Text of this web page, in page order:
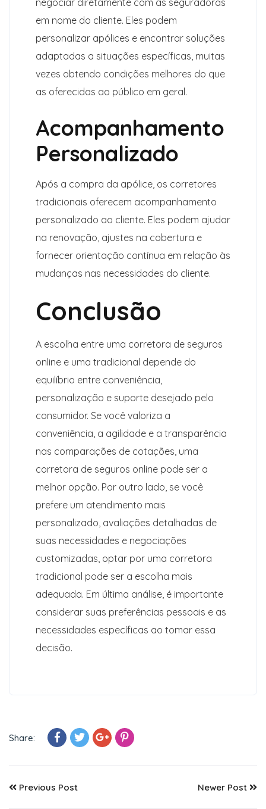
negociar diretamente com as seguradoras
em nome do cliente. Eles podem
personalizar apólices e encontrar soluções
adaptadas a situações específicas, muitas
vezes obtendo condições melhores do que
as oferecidas ao público em geral.
Acompanhamento
Personalizado
Após a compra da apólice, os corretores
tradicionais oferecem acompanhamento
personalizado ao cliente. Eles podem ajudar
na renovação, ajustes na cobertura e
fornecer orientação contínua em relação às
mudanças nas necessidades do cliente.
Conclusão
A escolha entre uma corretora de seguros
online e uma tradicional depende do
equilíbrio entre conveniência,
personalização e suporte desejado pelo
consumidor. Se você valoriza a
conveniência, a agilidade e a transparência
nas comparações de cotações, uma
corretora de seguros online pode ser a
melhor opção. Por outro lado, se você
prefere um atendimento mais
personalizado, avaliações detalhadas de
suas necessidades e negociações
customizadas, optar por uma corretora
tradicional pode ser a escolha mais
adequada. Em última análise, é importante
considerar suas preferências pessoais e as
necessidades específicas ao tomar essa
decisão.
Share:
Previous Post Newer Post